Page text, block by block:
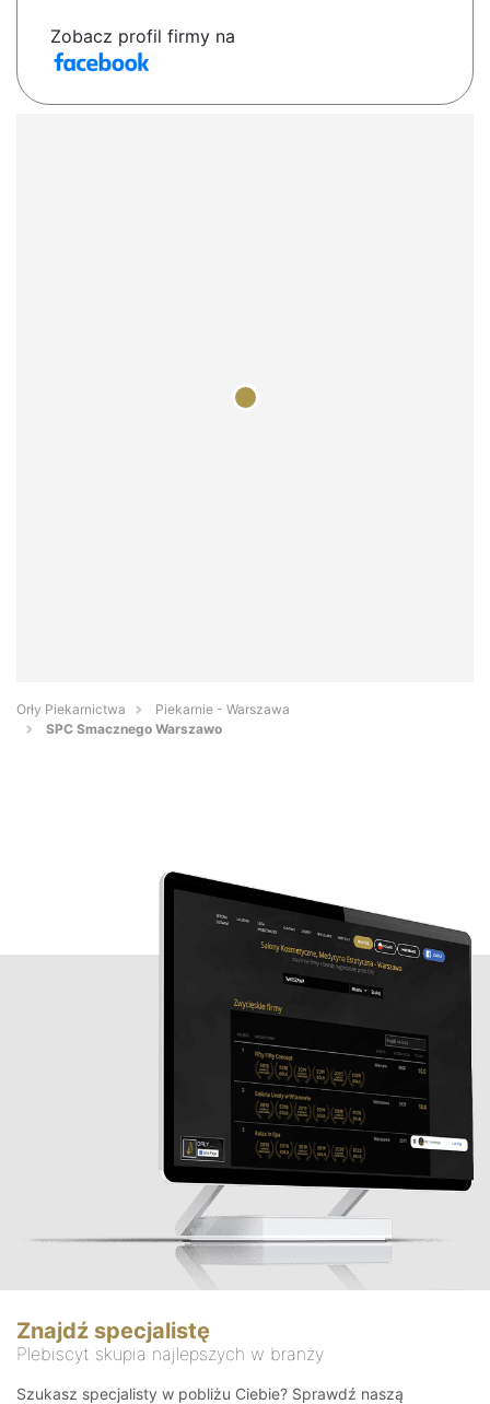
Zobacz profil firmy na
Orły Piekarnictwa
Piekarnie - Warszawa
SPC Smacznego Warszawo
Znajdź specjalistę
Plebiscyt skupia najlepszych w branży
Szukasz specjalisty w pobliżu Ciebie? Sprawdź naszą